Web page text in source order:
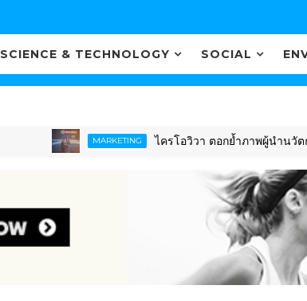
SCIENCE & TECHNOLOGY SOCIAL
MARKETING ไครโอวิวา ตอกย้ำภาพผู้นำนวัตกรรมสุ